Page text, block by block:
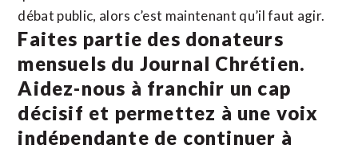
débat public, alors c’est maintenant qu’il faut agir.
Faites partie des donateurs
mensuels du Journal Chrétien.
Aidez-nous à franchir un cap
décisif et permettez à une voix
indépendante de continuer à